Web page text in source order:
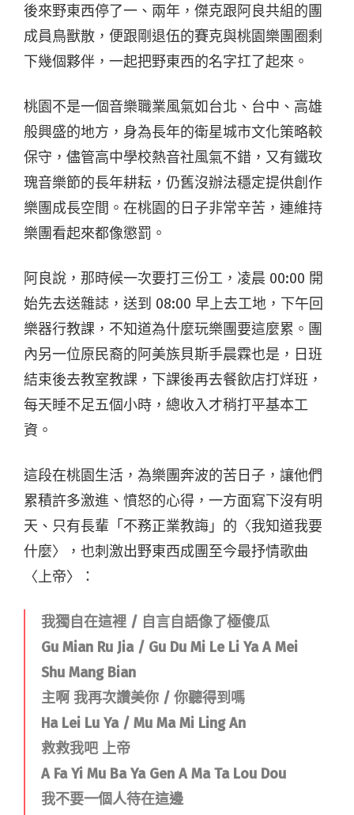
後來野東西停了一、兩年，傑克跟阿良共組的團
成員鳥獸散，便跟剛退伍的賽克與桃園樂團圈剩
下幾個夥伴，一起把野東西的名字扛了起來。
桃園不是一個音樂職業風氣如台北、台中、高雄
般興盛的地方，身為長年的衛星城市文化策略較
保守，儘管高中學校熱音社風氣不錯，又有鐵玫
瑰音樂節的長年耕耘，仍舊沒辦法穩定提供創作
樂團成長空間。在桃園的日子非常辛苦，連維持
樂團看起來都像懲罰。
阿良說，那時候一次要打三份工，凌晨 00:00 開
始先去送雜誌，送到 08:00 早上去工地，下午回
樂器行教課，不知道為什麼玩樂團要這麼累。團
內另一位原民裔的阿美族貝斯手晨霖也是，日班
結束後去教室教課，下課後再去餐飲店打烊班，
每天睡不足五個小時，總收入才稍打平基本工
資。
這段在桃園生活，為樂團奔波的苦日子，讓他們
累積許多激進、憤怒的心得，一方面寫下沒有明
天、只有長輩「不務正業教誨」的〈我知道我要
什麼〉，也刺激出野東西成團至今最抒情歌曲
〈上帝〉：
我獨自在這裡 / 自言自語像了極傻瓜
Gu Mian Ru Jia / Gu Du Mi Le Li Ya A Mei
Shu Mang Bian
主啊 我再次讚美你 / 你聽得到嗎
Ha Lei Lu Ya / Mu Ma Mi Ling An
救救我吧 上帝
A Fa Yi Mu Ba Ya Gen A Ma Ta Lou Dou
我不要一個人待在這邊